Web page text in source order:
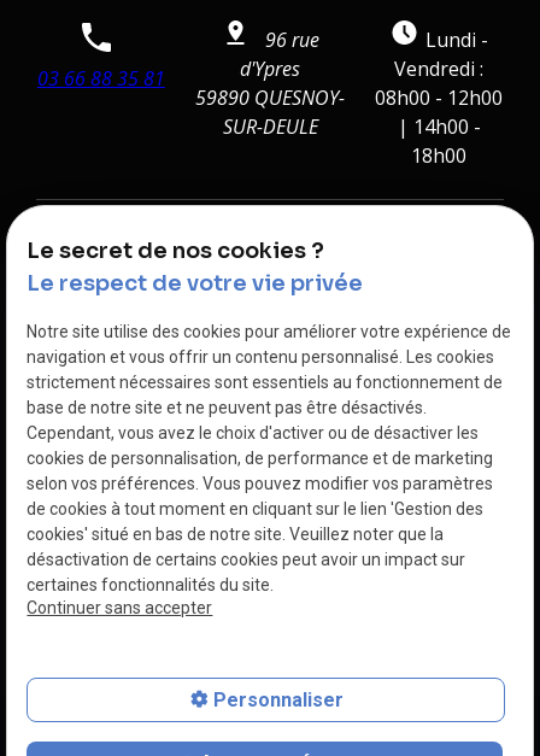
03 66 88 35 81
96 rue
d'Ypres
59890 QUESNOY-
SUR-DEULE
Lundi -
Vendredi :
08h00 - 12h00
| 14h00 -
18h00
Garage près de Comines
Garage près de Deûlémont
Mentions
légales
Politique de
confidentialité
Plan du site
Gestion des
cookies
SIRET :89269722800013
Le secret de nos cookies ?
Le respect de votre vie privée
Notre site utilise des cookies pour améliorer votre expérience de
navigation et vous offrir un contenu personnalisé. Les cookies
strictement nécessaires sont essentiels au fonctionnement de
base de notre site et ne peuvent pas être désactivés.
Cependant, vous avez le choix d'activer ou de désactiver les
cookies de personnalisation, de performance et de marketing
selon vos préférences. Vous pouvez modifier vos paramètres
de cookies à tout moment en cliquant sur le lien 'Gestion des
cookies' situé en bas de notre site. Veuillez noter que la
désactivation de certains cookies peut avoir un impact sur
certaines fonctionnalités du site.
Continuer sans accepter
Personnaliser